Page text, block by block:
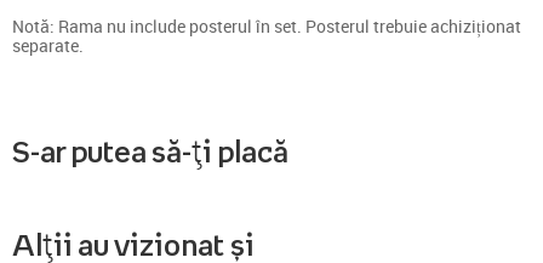
Notă: Rama nu include posterul în set. Posterul trebuie achiziționat
separate.
S-ar putea să-ți placă
Alții au vizionat și